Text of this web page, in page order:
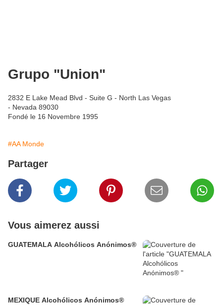
Grupo "Union"
2832 E Lake Mead Blvd - Suite G - North Las Vegas
- Nevada 89030
Fondé le 16 Novembre 1995
#AA Monde
Partager
Vous aimerez aussi
GUATEMALA Alcohólicos Anónimos®
MEXIQUE Alcohólicos Anónimos®